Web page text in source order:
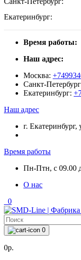
Екатеринбург:
Время работы:
Наш адрес:
Москва:
Санкт-
Екатеринбург:
Наш адрес
г.
Время работы
Пн-Птн, с 09.00
О нас
0
0
0р.